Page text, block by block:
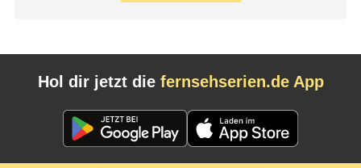
Hol dir jetzt die fernsehserien.de App